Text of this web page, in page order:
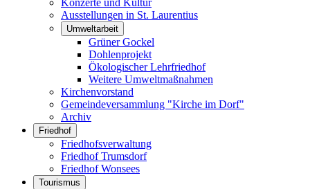
Konzerte und Kultur
Ausstellungen in St. Laurentius
Umweltarbeit
Grüner Gockel
Dohlenprojekt
Ökologischer Lehrfriedhof
Weitere Umweltmaßnahmen
Kirchenvorstand
Gemeindeversammlung "Kirche im Dorf"
Archiv
Friedhof
Friedhofsverwaltung
Friedhof Trumsdorf
Friedhof Wonsees
Tourismus